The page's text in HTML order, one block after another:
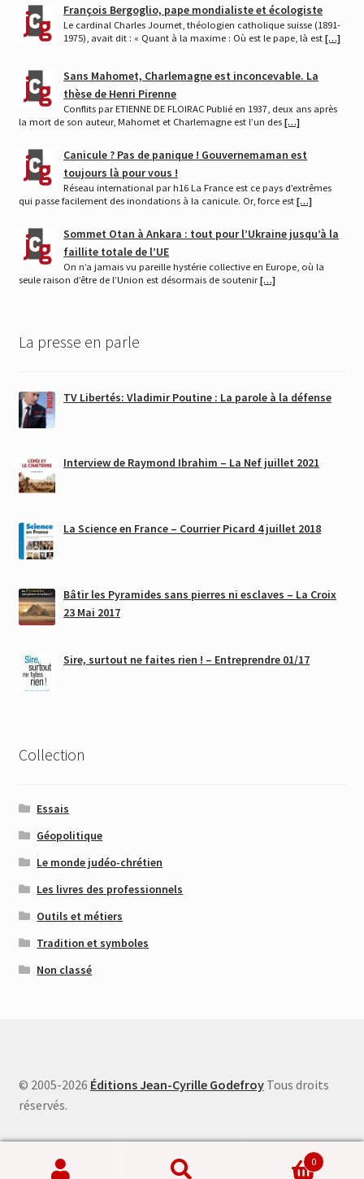
François Bergoglio, pape mondialiste et écologiste
Le cardinal Charles Journet, théologien catholique suisse (1891-
1975), avait dit : « Quant à la maxime : Où est le pape, là est[…]
Sans Mahomet, Charlemagne est inconcevable. La
thèse de Henri Pirenne
Conflits par ETIENNE DE FLOIRAC Publié en 1937, deux ans après
la mort de son auteur, Mahomet et Charlemagne est l’un des […]
Canicule ? Pas de panique ! Gouvernemaman est
toujours là pour vous !
Réseau international par h16 La France est ce pays d’extrêmes
qui passe facilement des inondations à la canicule. Or, force est […]
Sommet Otan à Ankara : tout pour l’Ukraine jusqu’à la
faillite totale de l’UE
On n’a jamais vu pareille hystérie collective en Europe, où la
seule raison d’être de l’Union est désormais de soutenir[…]
La presse en parle
TV Libertés: Vladimir Poutine : La parole à la défense
Interview de Raymond Ibrahim – La Nef juillet 2021
La Science en France – Courrier Picard 4 juillet 2018
Bâtir les Pyramides sans pierres ni esclaves – La Croix
23 Mai 2017
Sire, surtout ne faites rien ! – Entreprendre 01/17
Collection
Essais
Géopolitique
Le monde judéo-chrétien
Les livres des professionnels
Outils et métiers
Tradition et symboles
Non classé
© 2005-2026 Éditions Jean-Cyrille GodefroyTous droits
réservés.
0